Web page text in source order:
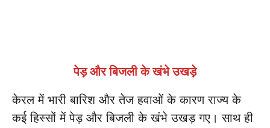
पेड़ और बिजली के खंभे उखड़े
केरल में भारी बारिश और तेज हवाओं के कारण राज्य के
कई हिस्सों में पेड़ और बिजली के खंभे उखड़ गए। साथ ही